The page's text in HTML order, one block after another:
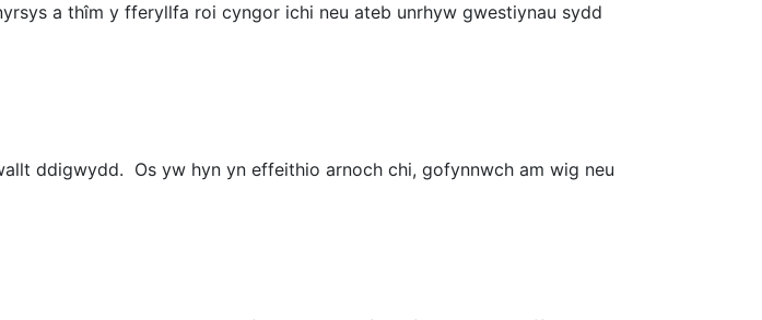
a thîm y fferyllfa roi cyngor ichi neu ateb unrhyw gwestiynau sydd
ddigwydd. Os yw hyn yn effeithio arnoch chi, gofynnwch am wig neu